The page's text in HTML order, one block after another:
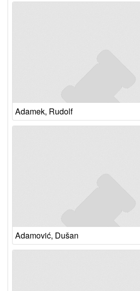
Adamek, Rudolf
Adamović, Dušan